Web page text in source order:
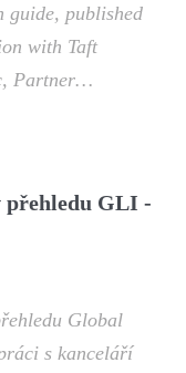
guide, published
with Taft
Partner…
přehledu GLI -
Global
s kanceláří